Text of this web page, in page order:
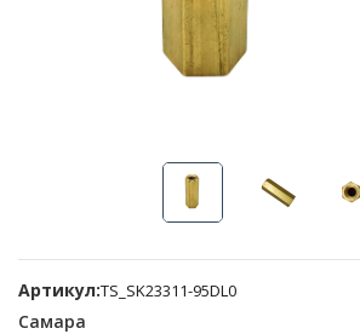
Артикул:TS_SK23311-95DL0
Самара